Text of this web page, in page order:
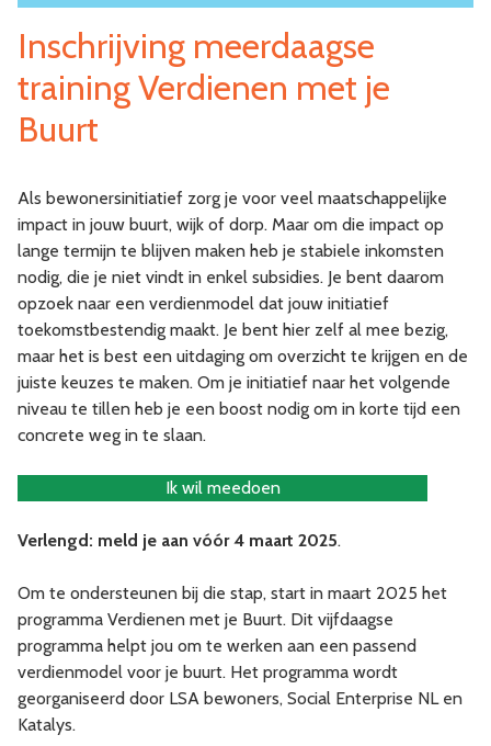
Inschrijving meerdaagse
training Verdienen met je
Buurt
Als bewonersinitiatief zorg je voor veel maatschappelijke
impact in jouw buurt, wijk of dorp. Maar om die impact op
lange termijn te blijven maken heb je stabiele inkomsten
nodig, die je niet vindt in enkel subsidies. Je bent daarom
opzoek naar een verdienmodel dat jouw initiatief
toekomstbestendig maakt. Je bent hier zelf al mee bezig,
maar het is best een uitdaging om overzicht te krijgen en de
juiste keuzes te maken. Om je initiatief naar het volgende
niveau te tillen heb je een boost nodig om in korte tijd een
concrete weg in te slaan.
Ik wil meedoen
Verlengd: meld je aan vóór 4 maart 2025.
Om te ondersteunen bij die stap, start in maart 2025 het
programma Verdienen met je Buurt. Dit vijfdaagse
programma helpt jou om te werken aan een passend
verdienmodel voor je buurt. Het programma wordt
georganiseerd door LSA bewoners, Social Enterprise NL en
Katalys.